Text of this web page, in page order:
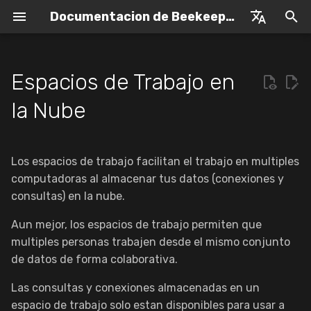
Documentacion de Beekeeper Studio
Espanol
c
l
i
z
Introduccion a Beekeeper
Studio
Descripcion general
MacOS (M1 e Intel)
Linux
Bases de datos compatibles
Amazon RDS
ClickHouse
CockroachDB
DuckDB
DynamoDB
Conceptos
Primeros pasos
espacio de trabajo
2. Agrega conexiones a tu
espacio de trabajo
Comprar una Licencia
Actualizar
Gestion de Suscripciones
Contactar Soporte
Codigo Abierto
Solucion de Problemas
Espacios de Trabajo en
la Nube
Los espacios de trabajo facilitan el trabajo en multiples
computadoras al almacenar tus datos (conexiones y
consultas) en la nube.
Aun mejor, los espacios de trabajo permiten que
multiples personas trabajen desde el mismo conjunto
de datos de forma colaborativa.
Las consultas y conexiones almacenadas en un
espacio de trabajo solo estan disponibles para usar a